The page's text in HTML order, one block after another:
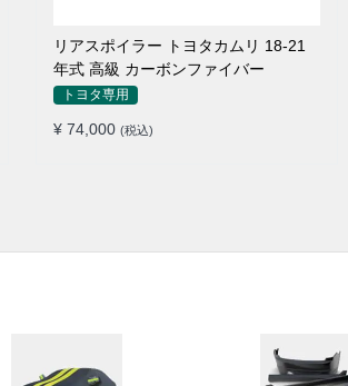
リアスポイラー トヨタカムリ 18-21
年式 高級 カーボンファイバー
トヨタ専用
¥ 74,000 (税込)